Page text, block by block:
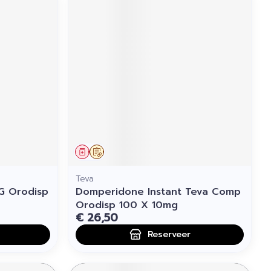
Orodisp
Op voorschrift
Geneesmiddel
Teva
Domperidone Instant Teva Comp
Orodisp 100 X 10mg
€ 26,50
Reserveer